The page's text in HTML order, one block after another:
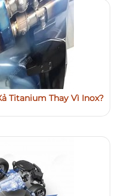
Titanium Thay Vì Inox?